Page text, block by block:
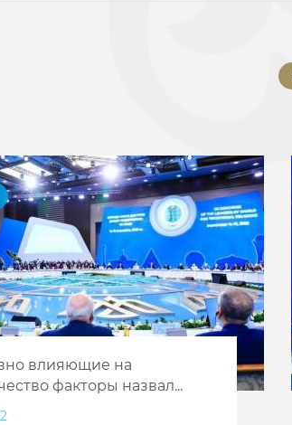
влияющие на
факторы назвал...